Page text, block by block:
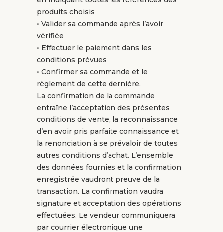
produits choisis
• Valider sa commande après l’avoir
vérifiée
• Effectuer le paiement dans les
conditions prévues
• Confirmer sa commande et le
règlement de cette dernière.
La confirmation de la commande
entraîne l’acceptation des présentes
conditions de vente, la reconnaissance
d’en avoir pris parfaite connaissance et
la renonciation à se prévaloir de toutes
autres conditions d’achat. L’ensemble
des données fournies et la confirmation
enregistrée vaudront preuve de la
transaction. La confirmation vaudra
signature et acceptation des opérations
effectuées. Le vendeur communiquera
par courrier électronique une